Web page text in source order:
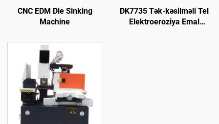
CNC EDM Die Sinking
Machine
DK7735 Tək-kəsilməli Tel
Elektroeroziya Emal